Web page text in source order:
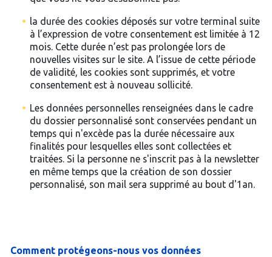
la durée des cookies déposés sur votre terminal suite
à l’expression de votre consentement est limitée à 12
mois. Cette durée n’est pas prolongée lors de
nouvelles visites sur le site. A l’issue de cette période
de validité, les cookies sont supprimés, et votre
consentement est à nouveau sollicité.
Les données personnelles renseignées dans le cadre
du dossier personnalisé sont conservées pendant un
temps qui n'excède pas la durée nécessaire aux
finalités pour lesquelles elles sont collectées et
traitées. Si la personne ne s'inscrit pas à la newsletter
en même temps que la création de son dossier
personnalisé, son mail sera supprimé au bout d'1an.
Comment protégeons-nous vos données